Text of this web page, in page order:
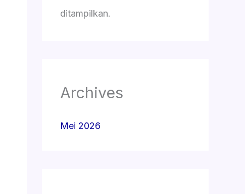
ditampilkan.
Archives
Mei 2026